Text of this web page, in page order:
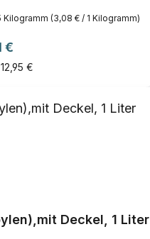
Kilogramm (3,08 € / 1 Kilogramm)
Preis:
€
€
Deckel, 1 Liter